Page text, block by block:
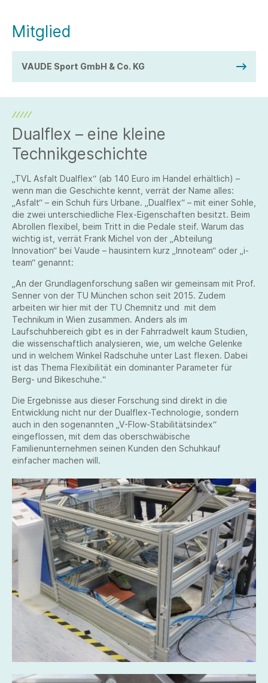
Mitglied
VAUDE Sport GmbH & Co. KG
Dualflex – eine kleine
Technikgeschichte
„TVL Asfalt Dualflex“ (ab 140 Euro im Handel erhältlich) –
wenn man die Geschichte kennt, verrät der Name alles:
„Asfalt“ – ein Schuh fürs Urbane. „Dualflex“ – mit einer Sohle,
die zwei unterschiedliche Flex-Eigenschaften besitzt. Beim
Abrollen flexibel, beim Tritt in die Pedale steif. Warum das
wichtig ist, verrät Frank Michel von der „Abteilung
Innovation“ bei Vaude – hausintern kurz „Innoteam“ oder „i-
team“ genannt:
„An der Grundlagenforschung saßen wir gemeinsam mit Prof.
Senner von der TU München schon seit 2015. Zudem
arbeiten wir hier mit der TU Chemnitz und mit dem
Technikum in Wien zusammen. Anders als im
Laufschuhbereich gibt es in der Fahrradwelt kaum Studien,
die wissenschaftlich analysieren, wie, um welche Gelenke
und in welchem Winkel Radschuhe unter Last flexen. Dabei
ist das Thema Flexibilität ein dominanter Parameter für
Berg- und Bikeschuhe.“
Die Ergebnisse aus dieser Forschung sind direkt in die
Entwicklung nicht nur der Dualflex-Technologie, sondern
auch in den sogenannten „V-Flow-Stabilitätsindex“
eingeflossen, mit dem das oberschwäbische
Familienunternehmen seinen Kunden den Schuhkauf
einfacher machen will.